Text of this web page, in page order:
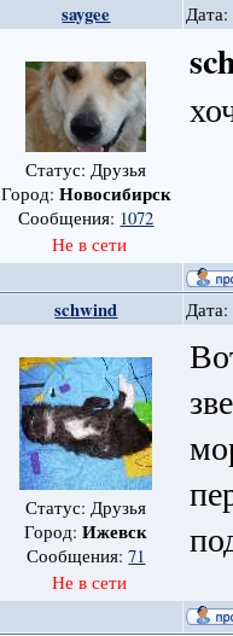
saygee
Статус: Друзья
Город: Новосибирск
Сообщения: 1072
Не в сети
schwind Дата:
Статус: Друзья
Город:Ижевск
Сообщения:71
Не в сети